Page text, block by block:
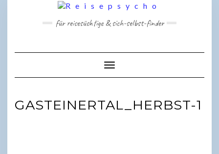
für reisesüchtige & sich-selbst-finder
Toggle Navigation
GASTEINERTAL_HERBST-1